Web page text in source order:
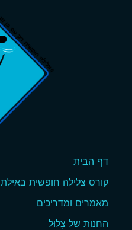
דף הבית
קורס צלילה חופשית באילת
מאמרים ומדריכים
החנות של צָלוּל